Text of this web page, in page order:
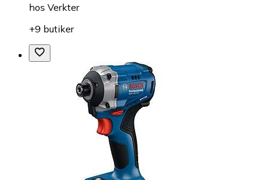
hos Verkter
+9 butiker